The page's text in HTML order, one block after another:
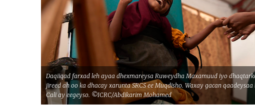
Daqiiqad farxad leh ayaa dhexmareysa Ruweydha Maxamuud iyo
jireed ah oo ka dhacay xarunta SRCS ee Muqdisho. Waxay gacan
Cali ay eegeyso. ©ICRC/Abdikarim Mohamed